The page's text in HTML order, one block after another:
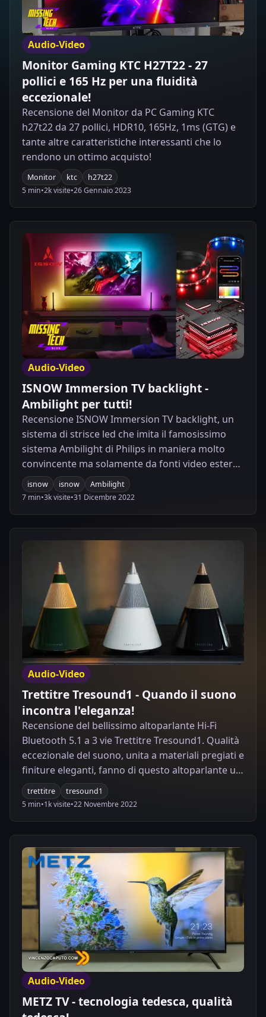
Audio-Video
Monitor Gaming KTC H27T22 - 27
pollici e 165 Hz per una fluidità
eccezionale!
Recensione del Monitor da PC Gaming KTC
h27t22 da 27 pollici, HDR10, 165Hz, 1ms (GTG) e
tante altre caratteristiche interessanti che lo
rendono un ottimo acquisto!
Monitor ktc
h27t22
5 min•2k visite•26 Gennaio 2023
Audio-Video
ISNOW Immersion TV backlight -
Ambilight per tutti!
Recensione ISNOW Immersion TV backlight, un
sistema di strisce led che imita il famosissimo
sistema Ambilight di Philips in maniera molto
convincente ma solamente da fonti video esterne
come Decoder, console di gioco, o altre fonti
HDMI
isnow isnow
Ambilight
7 min•3k visite•31 Dicembre 2022
Audio-Video
Trettitre Tresound1 - Quando il suono
incontra l'eleganza!
Recensione del bellissimo altoparlante Hi-Fi
Bluetooth 5.1 a 3 vie Trettitre Tresound1. Qualità
eccezionale del suono, unita a materiali pregiati e
finiture eleganti, fanno di questo altoparlante un
prodotto adatto a chi cerca un suono di alta
qualità e un raffinatissimo oggetto d'arredo
trettitre
tresound1
5 min•1k visite•22 Novembre 2022
Audio-Video
METZ TV - tecnologia tedesca, qualità